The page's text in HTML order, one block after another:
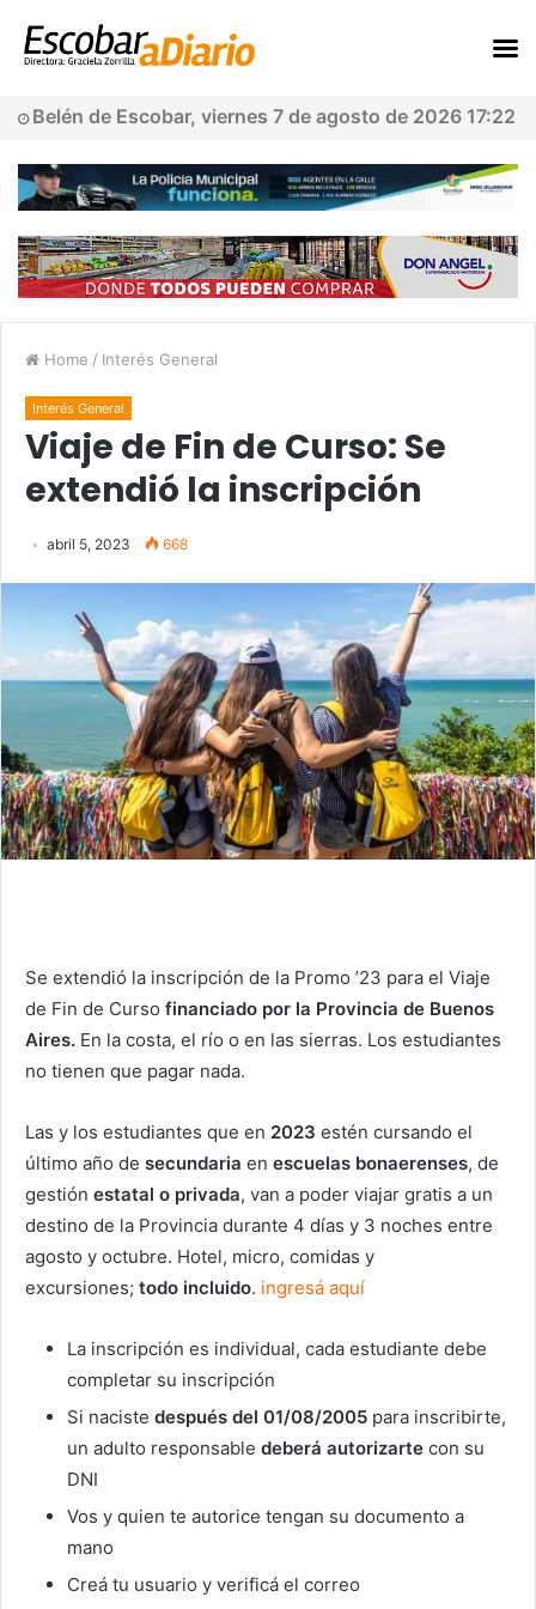
Belén de Escobar, viernes 7 de agosto de 2026 17:22
Home / Interés General
Interés General
Viaje de Fin de Curso: Se
extendió la inscripción
abril 5, 2023 668
Se extendió la inscripción de la Promo ’23 para el Viaje
de Fin de Curso financiado por la Provincia de Buenos
Aires. En la costa, el río o en las sierras. Los estudiantes
no tienen que pagar nada.
Las y los estudiantes que en 2023 estén cursando el
último año de secundaria en escuelas bonaerenses, de
gestión estatal o privada, van a poder viajar gratis a un
destino de la Provincia durante 4 días y 3 noches entre
agosto y octubre. Hotel, micro, comidas y
excursiones; todo incluido. ingresá aquí
La inscripción es individual, cada estudiante debe
completar su inscripción
Si naciste después del 01/08/2005 para inscribirte,
un adulto responsable deberá autorizarte con su
DNI
Vos y quien te autorice tengan su documento a
mano
Creá tu usuario y verificá el correo